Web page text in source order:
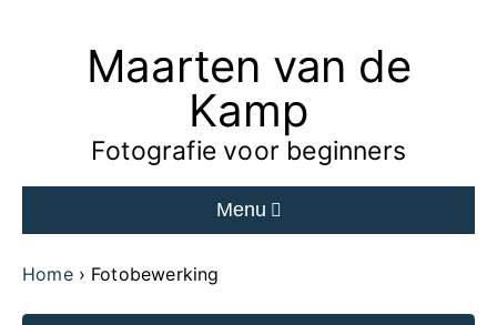
Maarten van de
Kamp
Fotografie voor beginners
Menu
Home Fotobewerking